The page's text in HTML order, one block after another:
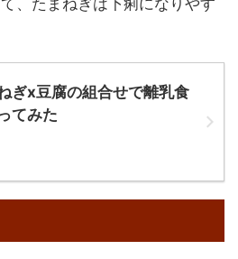
ぎx豆腐の組合せで離乳食
てみた